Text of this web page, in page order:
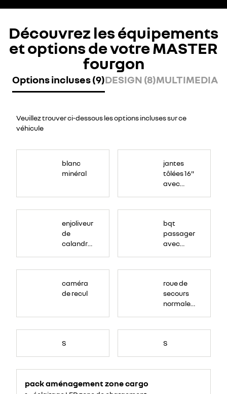
Découvrez les équipements
et options de votre MASTER
fourgon
Options incluses (9)DESIGN (8)MULTIMEDIA
Veuillez trouver ci-dessous les options incluses sur ce
véhicule
blanc
minéral
jantes
tôlées 16"
avec
enjoliveur
de
calandre
bqt
passager
avec
caméra
de recul
roue de
secours
normale
S
pack aménagement zone cargo
S